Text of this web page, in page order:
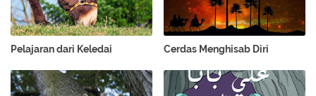
Pelajaran dari Keledai Cerdas Menghisab Diri